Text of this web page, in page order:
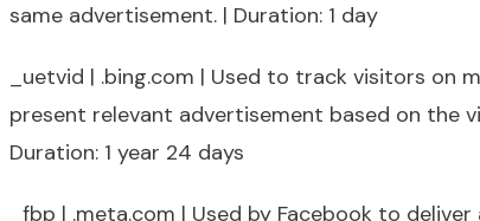
same advertisement. | Duration: 1 day
_uetvid | .bing.com | Used to track visitors on
present relevant advertisement based on the
Duration: 1 year 24 days
_fbp | .meta.com | Used by Facebook to